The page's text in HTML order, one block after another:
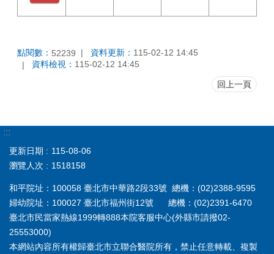
點閱數： 52239 資料更新： 115-02-12 14:45
資料檢視： 115-02-12 14:45
回上一頁
:::
更新日期
115-08-06
瀏覽人次
1518158
和平院址：100058 臺北市中華路2段33號 總機：(02)2388-9595
婦幼院址：100027 臺北市福州街12號 總機：(02)2391-6470
臺北市民當家熱線1999轉888本院客服中心(外縣市請撥02-
25553000)
本網站內容所有權歸臺北市立聯合醫院所有，禁止任意轉載、複製